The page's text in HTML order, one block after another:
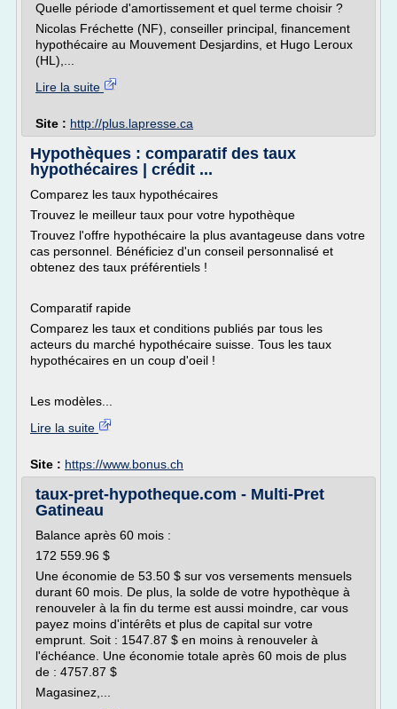
Quelle période d'amortissement et quel terme choisir ?
Nicolas Fréchette (NF), conseiller principal, financement
hypothécaire au Mouvement Desjardins, et Hugo Leroux
(HL),...
Lire la suite
Site : http://plus.lapresse.ca
Hypothèques : comparatif des taux
hypothécaires | crédit ...
Comparez les taux hypothécaires
Trouvez le meilleur taux pour votre hypothèque
Trouvez l'offre hypothécaire la plus avantageuse dans votre
cas personnel. Bénéficiez d'un conseil personnalisé et
obtenez des taux préférentiels !
Comparatif rapide
Comparez les taux et conditions publiés par tous les
acteurs du marché hypothécaire suisse. Tous les taux
hypothécaires en un coup d'oeil !
Les modèles...
Lire la suite
Site : https://www.bonus.ch
taux-pret-hypotheque.com - Multi-Pret
Gatineau
Balance après 60 mois :
172 559.96 $
Une économie de 53.50 $ sur vos versements mensuels
durant 60 mois. De plus, la solde de votre hypothèque à
renouveler à la fin du terme est aussi moindre, car vous
payez moins d'intérêts et plus de capital sur votre
emprunt. Soit : 1547.87 $ en moins à renouveler à
l'échéance. Une économie totale après 60 mois de plus
de : 4757.87 $
Magasinez,...